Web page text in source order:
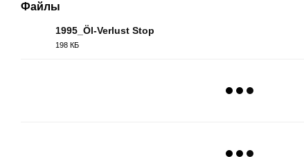
Файлы
1995_Öl-Verlust Stop
198 КБ